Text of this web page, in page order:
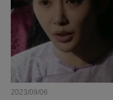
2023/09/06